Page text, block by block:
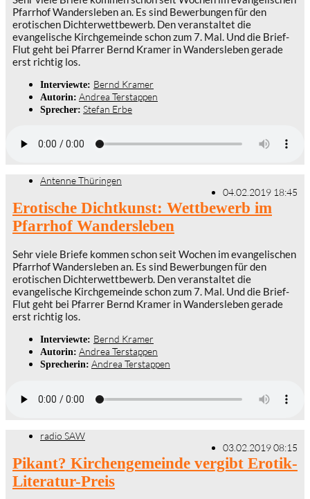
Pfarrhof Wandersleben an. Es sind Bewerbungen für den
erotischen Dichterwettbewerb. Den veranstaltet die
evangelische Kirchgemeinde schon zum 7. Mal. Und die Brief-
Flut geht bei Pfarrer Bernd Kramer in Wandersleben gerade
erst richtig los.
Interviewte: Bernd Kramer
Autorin: Andrea Terstappen
Sprecher: Stefan Erbe
Antenne Thüringen
04.02.2019 18:45
Erotische Dichtkunst: Wettbewerb im
Pfarrhof Wandersleben
Sehr viele Briefe kommen schon seit Wochen im evangelischen
Pfarrhof Wandersleben an. Es sind Bewerbungen für den
erotischen Dichterwettbewerb. Den veranstaltet die
evangelische Kirchgemeinde schon zum 7. Mal. Und die Brief-
Flut geht bei Pfarrer Bernd Kramer in Wandersleben gerade
erst richtig los.
Interviewte: Bernd Kramer
Autorin: Andrea Terstappen
Sprecherin: Andrea Terstappen
radio SAW
03.02.2019 08:15
Pikant? Kirchengemeinde vergibt Erotik-
Literatur-Preis